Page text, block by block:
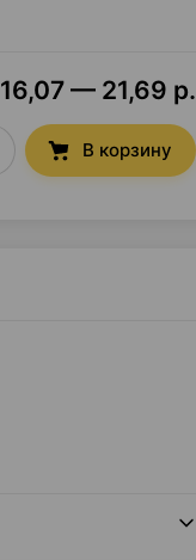
16,07 — 21,69 р.
В корзину